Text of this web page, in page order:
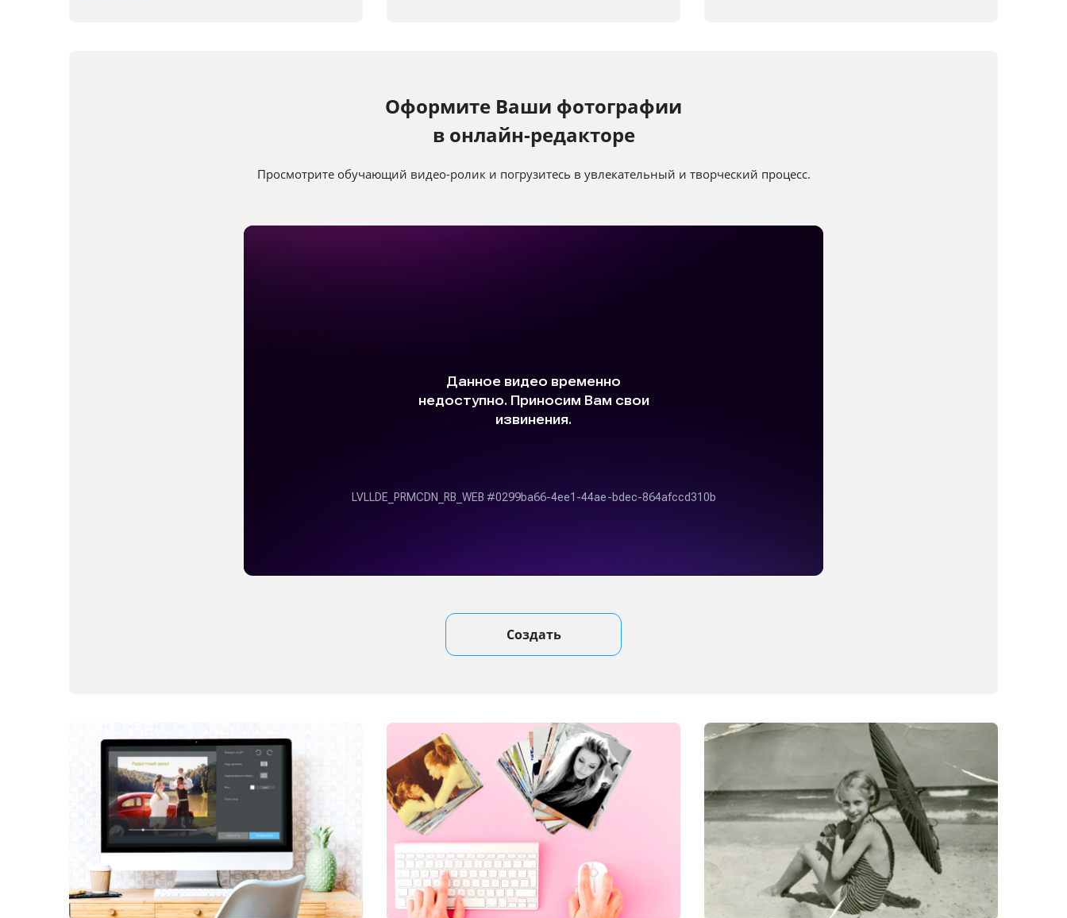
50x50 60x60 70x100
Оформите Ваши фотографии
в онлайн-редакторе
Просмотрите обучающий видео-ролик и погрузитесь в увлекательный и творческий процесс.
Создать